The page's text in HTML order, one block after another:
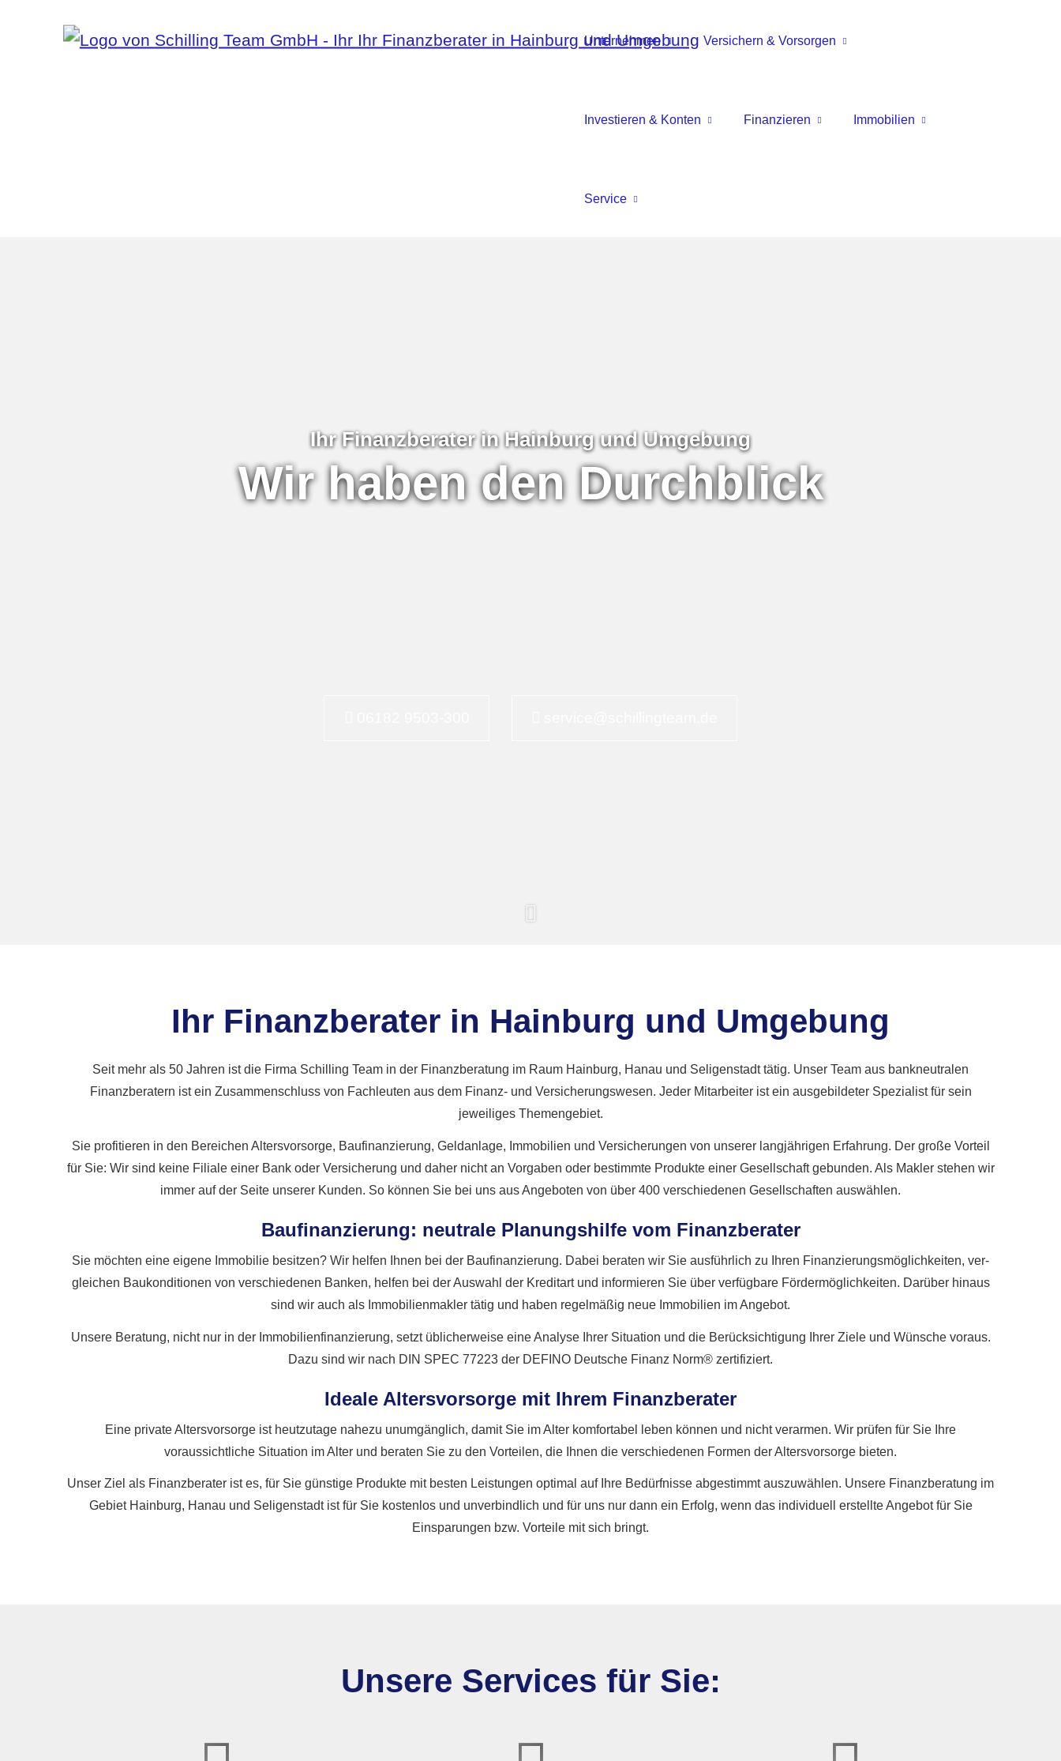
Unternehmen Versichern & Vorsorgen
Investieren & Konten Finanzieren Immobilien
Service
Ihr Finanzberater in Hainburg und Umgebung
Wir haben den Durchblick
Damit Ihre Finanzen auch im Alter fit
Ihr Finanzberater in Hainburg und Umgebung
Seit mehr als 50 Jahren ist die Firma Schilling Team in der Finanzberatung im Raum Hainburg, Hanau und Seligenstadt tätig. Unser Team aus bankneutralen
Finanzberatern ist ein Zusammenschluss von Fachleuten aus dem Finanz- und Versicherungswesen. Jeder Mitarbeiter ist ein ausgebildeter Spezialist für sein
jeweiliges Themengebiet.
Sie profitieren in den Bereichen Alters­vorsorge, Baufinanzierung, Geldanlage, Immobilien und Versicherungen von unserer langjährigen Erfahrung. Der große Vorteil
für Sie: Wir sind keine Filiale einer Bank oder Versicherung und daher nicht an Vorgaben oder bestimmte Produkte einer Gesellschaft gebunden. Als Makler stehen wir
immer auf der Seite unserer Kunden. So können Sie bei uns aus Angeboten von über 400 verschiedenen Gesellschaften auswählen.
Baufinanzierung: neutrale Planungshilfe vom Finanzberater
Sie möchten eine eigene Immobilie besitzen? Wir helfen Ihnen bei der Baufinanzierung. Dabei beraten wir Sie ausführlich zu Ihren Finanzierungsmöglichkeiten, ver­
gleichen Baukonditionen von verschiedenen Banken, helfen bei der Auswahl der Kreditart und informieren Sie über verfügbare Fördermöglichkeiten. Darüber hinaus
sind wir auch als Immobilienmakler tätig und haben regelmäßig neue Immobilien im Angebot.
Unsere Beratung, nicht nur in der Immobilienfinanzierung, setzt üblicherweise eine Analyse Ihrer Situation und die Berücksichtigung Ihrer Ziele und Wünsche voraus.
Dazu sind wir nach DIN SPEC 77223 der DEFINO Deutsche Finanz Norm® zertifiziert.
Ideale Alters­vorsorge mit Ihrem Finanzberater
Eine private Alters­vorsorge ist heutzutage nahezu unumgänglich, damit Sie im Alter komfortabel leben können und nicht verarmen. Wir prüfen für Sie Ihre
voraussichtliche Situation im Alter und beraten Sie zu den Vorteilen, die Ihnen die verschiedenen Formen der Alters­vorsorge bieten.
Unser Ziel als Finanzberater ist es, für Sie günstige Produkte mit besten Leistungen optimal auf Ihre Bedürfnisse abgestimmt auszuwählen. Unsere Finanzberatung im
Gebiet Hainburg, Hanau und Seligenstadt ist für Sie kostenlos und unverbindlich und für uns nur dann ein Erfolg, wenn das individuell erstellte Angebot für Sie
Einsparungen bzw. Vorteile mit sich bringt.
Unsere Services für Sie: